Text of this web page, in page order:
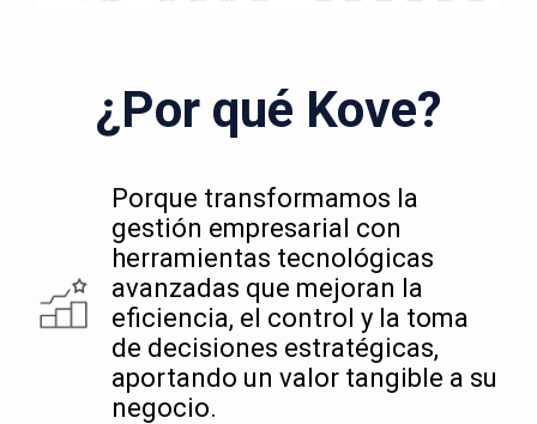
¿Por qué Kove?
Porque transformamos la
gestión empresarial con
herramientas tecnológicas
avanzadas que mejoran la
eficiencia, el control y la toma
de decisiones estratégicas,
aportando un valor tangible a su
negocio.